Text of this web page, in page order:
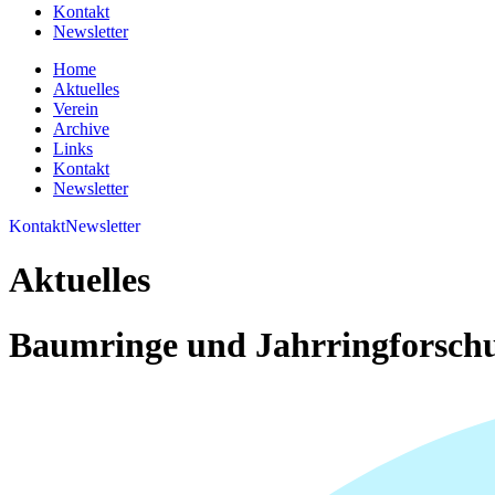
Kontakt
Newsletter
Home
Aktuelles
Verein
Archive
Links
Kontakt
Newsletter
KontaktNewsletter
Aktuelles
Baumringe und